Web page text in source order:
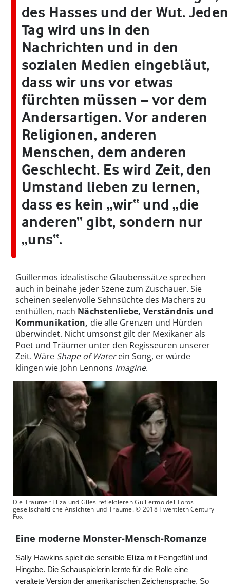
des Hasses und der Wut. Jeden
Tag wird uns in den
Nachrichten und in den
sozialen Medien eingebläut,
dass wir uns vor etwas
fürchten müssen – vor dem
Andersartigen. Vor anderen
Religionen, anderen
Menschen, dem anderen
Geschlecht. Es wird Zeit, den
Umstand lieben zu lernen,
dass es kein „wir“ und „die
anderen“ gibt, sondern nur
„uns“.
Guillermos idealistische Glaubenssätze sprechen
auch in beinahe jeder Szene zum Zuschauer. Sie
scheinen seelenvolle Sehnsüchte des Machers zu
enthüllen, nach Nächstenliebe, Verständnis und
Kommunikation, die alle Grenzen und Hürden
überwindet. Nicht umsonst gilt der Mexikaner als
Poet und Träumer unter den Regisseuren unserer
Zeit. Wäre Shape of Waterein Song, er würde
klingen wie John Lennons Imagine.
Die Träumer Eliza und Giles reflektieren Guillermo del Toros
gesellschaftliche Ansichten und Träume. © 2018 Twentieth Century
Fox
Eine moderne Monster-Mensch-Romanze
Sally Hawkins spielt die sensible Elizamit Feingefühl und
Hingabe. Die Schauspielerin lernte für die Rolle eine
veraltete Version der amerikanischen Zeichensprache. So